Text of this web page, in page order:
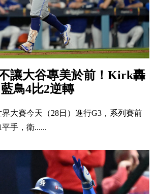
讓大谷專美於前！Kirk轟
鳥4比2逆轉
大賽今天（28日）進行G3，系列賽前
手，衛......